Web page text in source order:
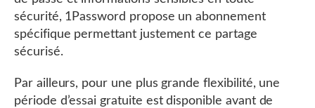
sécurité, 1Password propose un abonnement
spécifique permettant justement ce partage
sécurisé.
Par ailleurs, pour une plus grande flexibilité, une
période d’essai gratuite est disponible avant de